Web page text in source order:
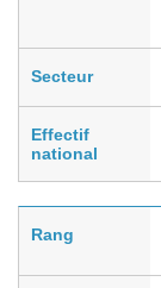
Secteur
Effectif
national
Rang